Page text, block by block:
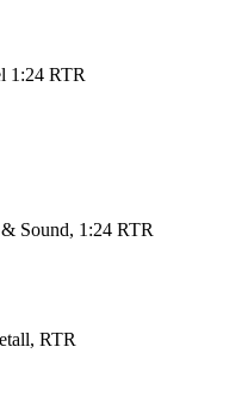
1:24 RTR
Sound, 1:24 RTR
RTR